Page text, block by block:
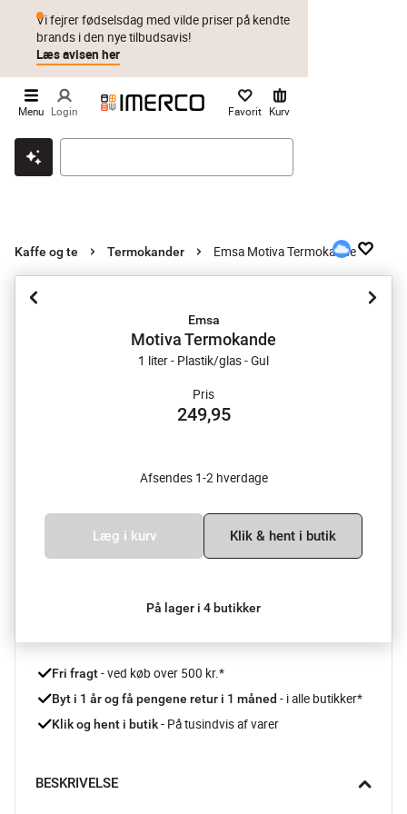
Klik & hent Byt i 1 år Prismatch
Vi fejrer fødselsdag med vilde priser på kendte
brands i den nye tilbudsavis!
Læs avisen her
Menu Login Favorit Kurv
Kaffe og te Termokander Emsa Motiva Termokande
Emsa
Motiva Termokande
1 liter - Plastik/glas - Gul
Pris
249,95
Afsendes 1-2 hverdage
Læg i kurv Klik & hent i butik
På lager i 4 butikker
Fri fragt - ved køb over 500 kr.*
Byt i 1 år og få pengene retur i 1 måned - i alle butikker*
Klik og hent i butik - På tusindvis af varer
BESKRIVELSE